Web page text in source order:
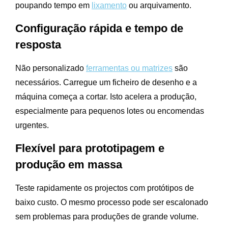
poupando tempo em lixamento ou arquivamento.
Configuração rápida e tempo de
resposta
Não personalizado ferramentas ou matrizes são
necessários. Carregue um ficheiro de desenho e a
máquina começa a cortar. Isto acelera a produção,
especialmente para pequenos lotes ou encomendas
urgentes.
Flexível para prototipagem e
produção em massa
Teste rapidamente os projectos com protótipos de
baixo custo. O mesmo processo pode ser escalonado
sem problemas para produções de grande volume.